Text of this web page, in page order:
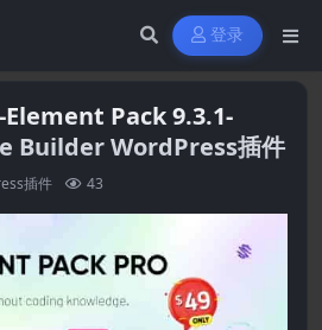
登录
Pack 9.3.1-
Builder WordPress插件
插件 43